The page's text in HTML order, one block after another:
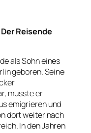
Der Reisende
als Sohn eines
geboren. Seine
musste er
emigrieren und
dort weiter nach
In den Jahren